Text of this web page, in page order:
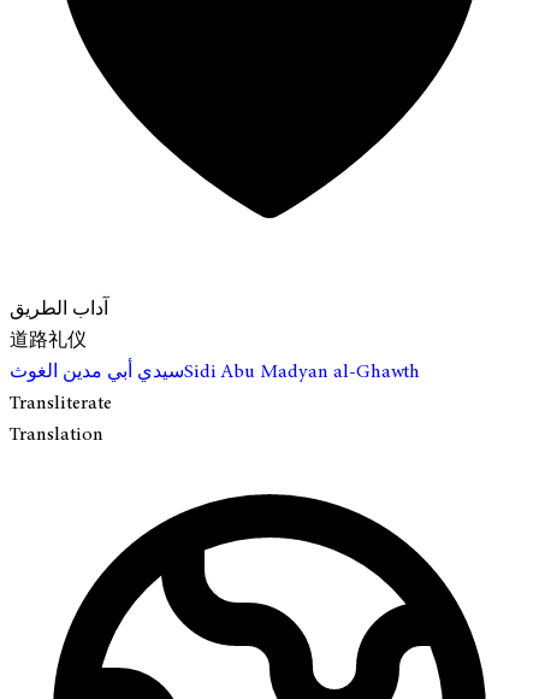
آداب الطريق
道路礼仪
سيدي أبي مدين الغوثSidi Abu Madyan al-Ghawth
Transliterate
Translation